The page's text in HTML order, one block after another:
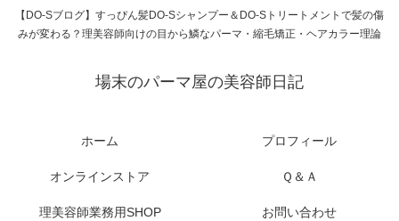
【DO-Sブログ】すっぴん髪DO-Sシャンプー＆DO-Sトリートメントで髪の傷
みが変わる？理美容師向けの目から鱗なパーマ・縮毛矯正・ヘアカラー理論
場末のパーマ屋の美容師日記
ホーム プロフィール
オンラインストア Ｑ＆Ａ
理美容師業務用SHOP お問い合わせ